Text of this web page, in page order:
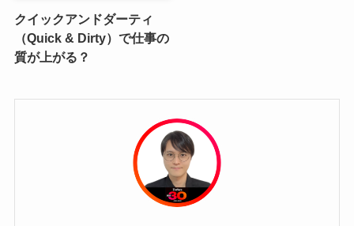
クイックアンドダーティ
（Quick & Dirty）で仕事の
質が上がる？